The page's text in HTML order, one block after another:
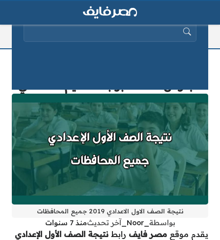
نتيجة الصف الاول الاعدادي 2019 جميع المحافظات
بواسطة _Noor_ آخر تحديثمنذ 7 سنوات
يقدم موقع مصر فايف رابط نتيجة الصف الأول الإعدادي
البحث عن: